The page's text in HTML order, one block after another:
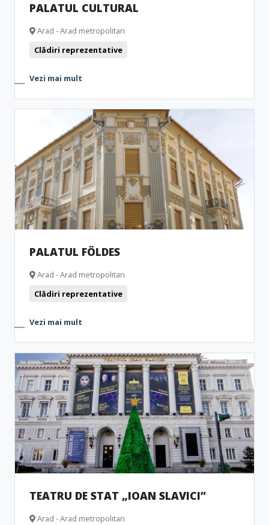
PALATUL CULTURAL
Arad - Arad metropolitan
Clădiri reprezentative
Vezi mai mult
PALATUL FÖLDES
Arad - Arad metropolitan
Clădiri reprezentative
Vezi mai mult
TEATRU DE STAT „IOAN SLAVICI”
Arad - Arad metropolitan